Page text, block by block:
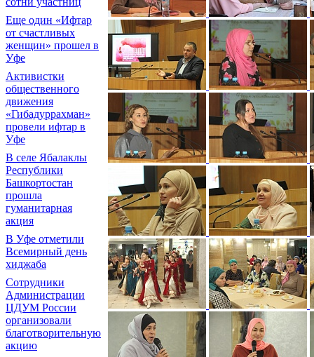
Еще один «Ифтар
от счастливых
женщин» прошел в
Уфе
Активистки
общественного
движения
«Гибадуррахман»
провели ифтар в
Уфе
В селе Ябалаклы
Республики
Башкортостан
прошла
гуманитарная
акция
В Уфе отметили
Всемирный день
хиджаба
Сотрудники
Администрации
ЦДУМ России
организовали
благотворительную
акцию